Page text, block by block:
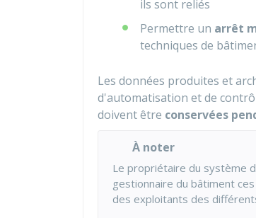
ils sont reliés
Permettre un arrêt
techniques de
Les données produites et
d'automatisation et de
doivent être conservées
À noter
Le propriétaire du système
gestionnaire du bâtiment
des exploitants des